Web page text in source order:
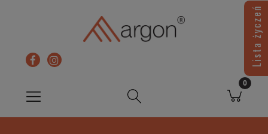
Lista życzeń